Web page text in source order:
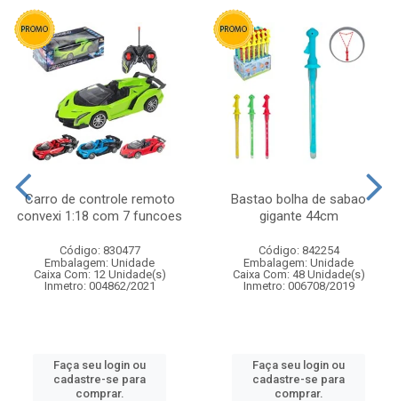
Carro de controle remoto
convexi 1:18 com 7 funcoes
Código: 830477
Embalagem: Unidade
Caixa Com: 12 Unidade(s)
Inmetro: 004862/2021
Faça seu login ou
cadastre-se para
comprar.
Bastao bolha de sabao
gigante 44cm
Código: 842254
Embalagem: Unidade
Caixa Com: 48 Unidade(s)
Inmetro: 006708/2019
Faça seu login ou
cadastre-se para
comprar.